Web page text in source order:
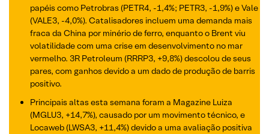
papéis como Petrobras (PETR4, -1,4%; PETR3, -1,9%) e Vale
(VALE3, -4,0%). Catalisadores incluem uma demanda mais
fraca da China por minério de ferro, enquanto o Brent viu
volatilidade com uma crise em desenvolvimento no mar
vermelho. 3R Petroleum (RRRP3, +9,8%) descolou de seus
pares, com ganhos devido a um dado de produção de barris
positivo.
Principais altas esta semana foram a Magazine Luiza
(MGLU3, +14,7%), causado por um movimento técnico, e
Locaweb (LWSA3, +11,4%) devido a uma avaliação positiva